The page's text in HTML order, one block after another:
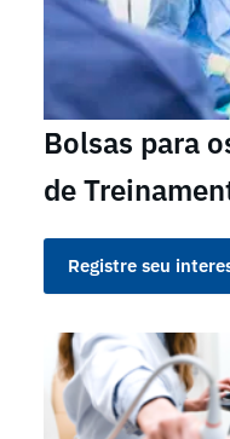
Bolsas para
de
Registre seu